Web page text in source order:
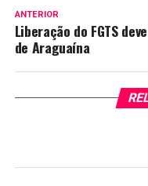
ANTERIOR
Liberação do FGTS
de Araguaína